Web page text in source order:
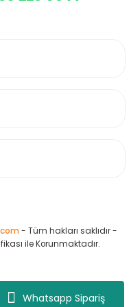
Whatsapp Sipariş
- Tüm hakları saklıdır -
ile Korunmaktadır.